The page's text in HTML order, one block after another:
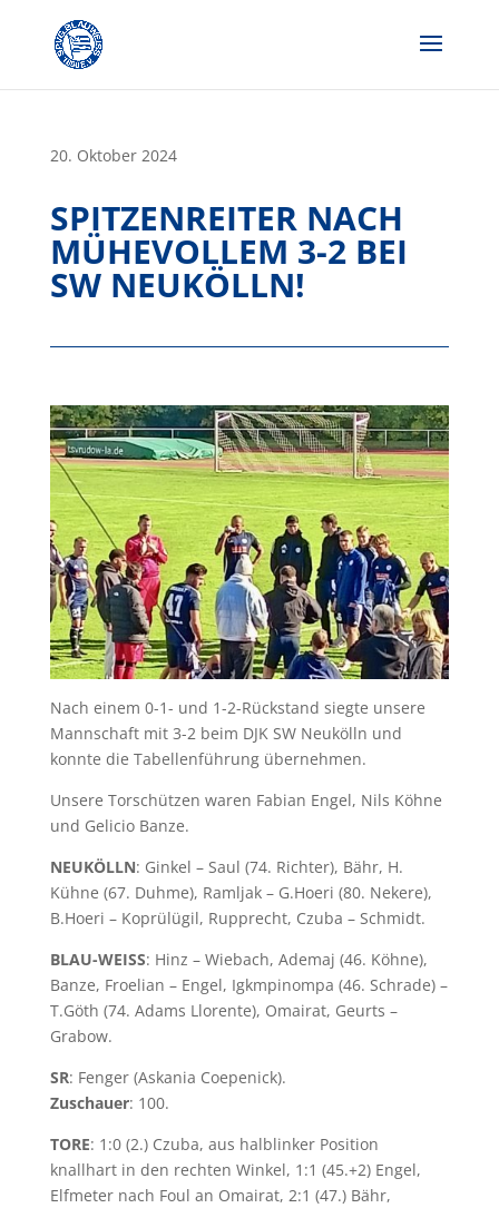
content
20. Oktober 2024
SPITZENREITER NACH
MÜHEVOLLEM 3-2 BEI
SW NEUKÖLLN!
Nach einem 0-1- und 1-2-Rückstand siegte unsere
Mannschaft mit 3-2 beim DJK SW Neukölln und
konnte die Tabellenführung übernehmen.
Unsere Torschützen waren Fabian Engel, Nils Köhne
und Gelicio Banze.
NEUKÖLLN: Ginkel – Saul (74. Richter), Bähr, H.
Kühne (67. Duhme), Ramljak – G.Hoeri (80. Nekere),
B.Hoeri – Koprülügil, Rupprecht, Czuba – Schmidt.
BLAU-WEISS: Hinz – Wiebach, Ademaj (46. Köhne),
Banze, Froelian – Engel, Igkmpinompa (46. Schrade) –
T.Göth (74. Adams Llorente), Omairat, Geurts –
Grabow.
SR: Fenger (Askania Coepenick).
Zuschauer: 100.
TORE: 1:0 (2.) Czuba, aus halblinker Position
knallhart in den rechten Winkel, 1:1 (45.+2) Engel,
Elfmeter nach Foul an Omairat, 2:1 (47.) Bähr,